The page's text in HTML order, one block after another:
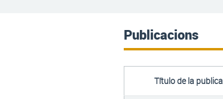
Publicacions
Título de la